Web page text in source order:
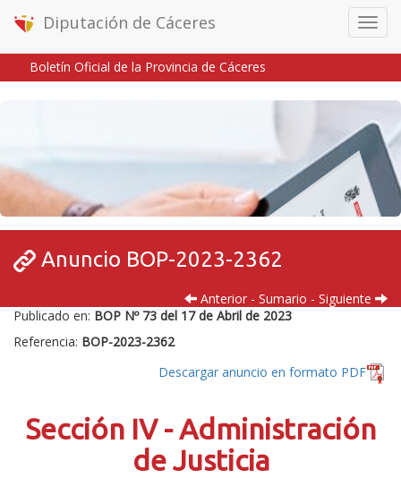
Menú
móvil
Diputación de Cáceres
Boletín Oficial de la Provincia de Cáceres
Anuncio BOP-2023-2362
Anterior - Sumario - Siguiente
Publicado en: BOP Nº 73 del 17 de Abril de 2023
Referencia: BOP-2023-2362
Descargar anuncio en formato PDF
Sección IV - Administración
de Justicia